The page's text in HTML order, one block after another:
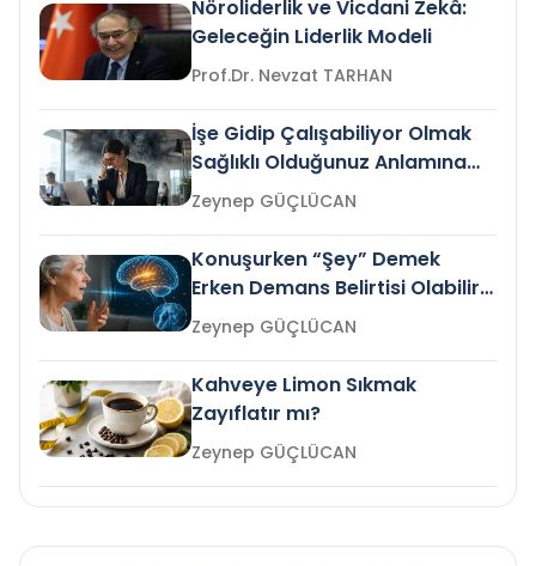
Nöroliderlik ve Vicdani Zekâ:
Geleceğin Liderlik Modeli
Prof.Dr. Nevzat TARHAN
İşe Gidip Çalışabiliyor Olmak
Sağlıklı Olduğunuz Anlamına
Gelir mi?Zeynep GÜÇLÜCAN
Konuşurken “Şey” Demek
Erken Demans Belirtisi Olabilir
mi?
Zeynep GÜÇLÜCAN
Kahveye Limon Sıkmak
Zayıflatır mı?
Zeynep GÜÇLÜCAN